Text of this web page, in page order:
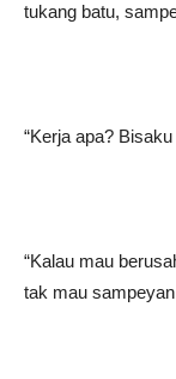
tukang batu,
“Kerja apa?
“Kalau mau
tak mau